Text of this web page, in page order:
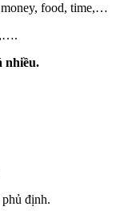
food, time,…
nhiều.
định.